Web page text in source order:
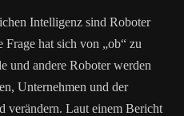
Intelligenz sind Roboter
hat sich von „ob“ zu
und andere Roboter werden
Unternehmen und der
verändern. Laut einem Bericht